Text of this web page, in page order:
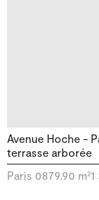
Avenue Hoche -
terrasse arborée
Paris 0879.90 m²